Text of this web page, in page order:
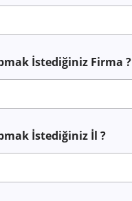
İstediğiniz Firma ?
İstediğiniz İl ?